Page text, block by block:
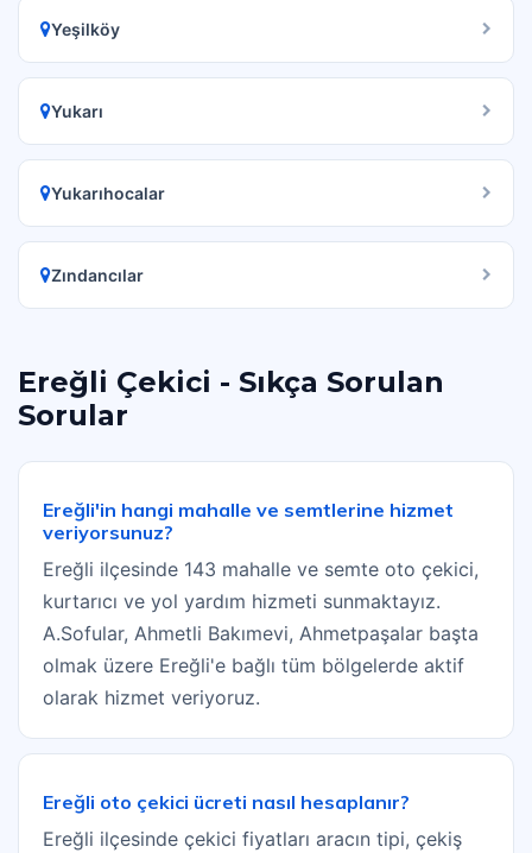
Yeşilköy
Yukarı
Yukarıhocalar
Zındancılar
Ereğli Çekici - Sıkça Sorulan
Sorular
Ereğli'in hangi mahalle ve semtlerine hizmet
veriyorsunuz?
Ereğli ilçesinde 143 mahalle ve semte oto çekici,
kurtarıcı ve yol yardım hizmeti sunmaktayız.
A.Sofular, Ahmetli Bakımevi, Ahmetpaşalar başta
olmak üzere Ereğli'e bağlı tüm bölgelerde aktif
olarak hizmet veriyoruz.
Ereğli oto çekici ücreti nasıl hesaplanır?
Ereğli ilçesinde çekici fiyatları aracın tipi, çekiş